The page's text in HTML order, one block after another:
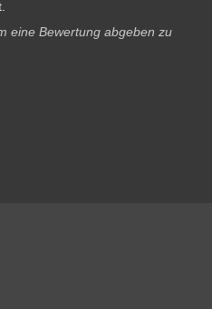
eine Bewertung abgeben zu